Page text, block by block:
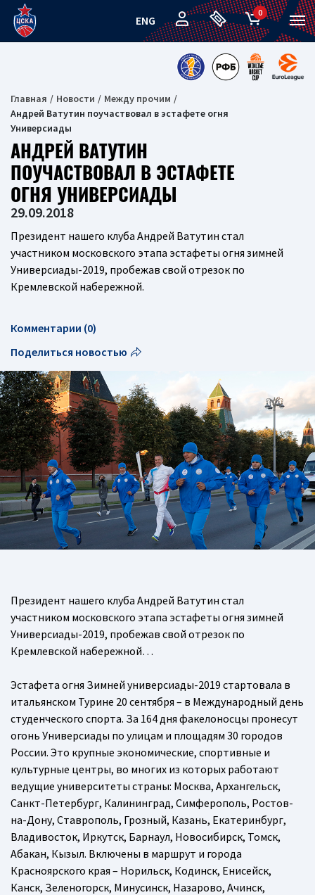
ENG
0
Главная Новости
Между прочим
Андрей Ватутин поучаствовал в эстафете огня
Универсиады
АНДРЕЙ ВАТУТИН
ПОУЧАСТВОВАЛ В ЭСТАФЕТЕ
ОГНЯ УНИВЕРСИАДЫ
29.09.2018
Президент нашего клуба Андрей Ватутин стал
участником московского этапа эстафеты огня зимней
Универсиады-2019, пробежав свой отрезок по
Кремлевской набережной.
Комментарии (0)
Поделиться новостью
Президент нашего клуба Андрей Ватутин стал
участником московского этапа эстафеты огня зимней
Универсиады-2019, пробежав свой отрезок по
Кремлевской набережной…
Эстафета огня Зимней универсиады-2019 стартовала в
итальянском Турине 20 сентября – в Международный день
студенческого спорта. За 164 дня факелоносцы пронесут
огонь Универсиады по улицам и площадям 30 городов
России. Это крупные экономические, спортивные и
культурные центры, во многих из которых работают
ведущие университеты страны: Москва, Архангельск,
Санкт-Петербург, Калининград, Симферополь, Ростов-
на-Дону, Ставрополь, Грозный, Казань, Екатеринбург,
Владивосток, Иркутск, Барнаул, Новосибирск, Томск,
Абакан, Кызыл. Включены в маршрут и города
Красноярского края – Норильск, Кодинск, Енисейск,
Канск, Зеленогорск, Минусинск, Назарово, Ачинск,